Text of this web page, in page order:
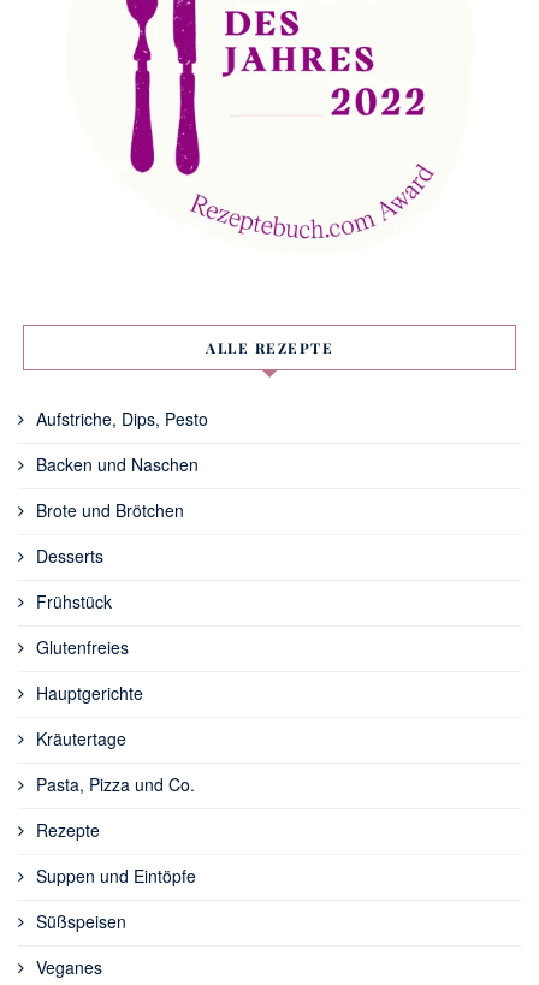
ALLE REZEPTE
Aufstriche, Dips, Pesto
Backen und Naschen
Brote und Brötchen
Desserts
Frühstück
Glutenfreies
Hauptgerichte
Kräutertage
Pasta, Pizza und Co.
Rezepte
Suppen und Eintöpfe
Süßspeisen
Veganes